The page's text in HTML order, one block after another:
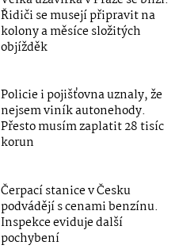
Řidiči se musejí připravit na
kolony a měsíce složitých
objížděk
Policie i pojišťovna uznaly, že
nejsem viník autonehody.
Přesto musím zaplatit 28 tisíc
korun
Čerpací stanice v Česku
podvádějí s cenami benzínu.
Inspekce eviduje další
pochybení